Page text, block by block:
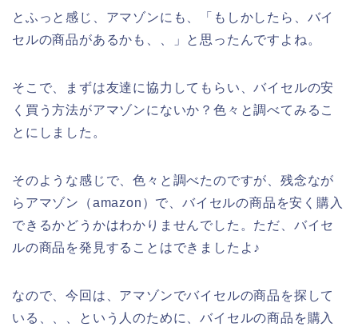
とふっと感じ、アマゾンにも、「もしかしたら、バイ
セルの商品があるかも、、」と思ったんですよね。
そこで、まずは友達に協力してもらい、バイセルの安
く買う方法がアマゾンにないか？色々と調べてみるこ
とにしました。
そのような感じで、色々と調べたのですが、残念なが
らアマゾン（amazon）で、バイセルの商品を安く購入
できるかどうかはわかりませんでした。ただ、バイセ
ルの商品を発見することはできましたよ♪
なので、今回は、アマゾンでバイセルの商品を探して
いる、、、という人のために、バイセルの商品を購入